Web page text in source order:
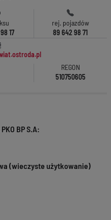
17
rej. pojazdów
89 642 98 71
REGON
510750605
BP S.A:
(wieczyste użytkowanie)